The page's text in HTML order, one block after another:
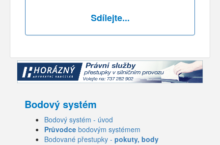
Sdílejte...
Bodový systém
Bodový systém - úvod
Průvodce bodovým systémem
Bodované přestupky - pokuty, body